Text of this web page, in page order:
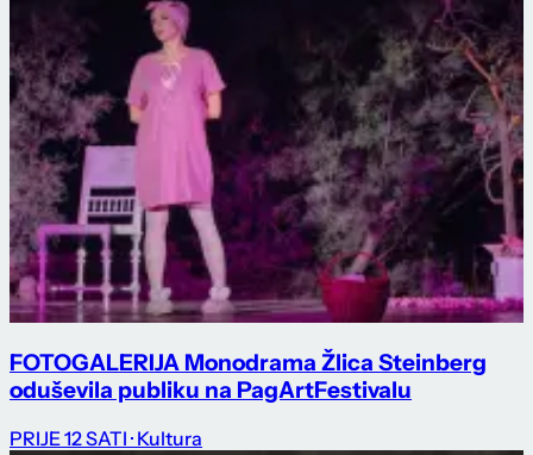
FOTOGALERIJA Monodrama Žlica Steinberg
oduševila publiku na PagArtFestivalu
PRIJE 12 SATI · Kultura